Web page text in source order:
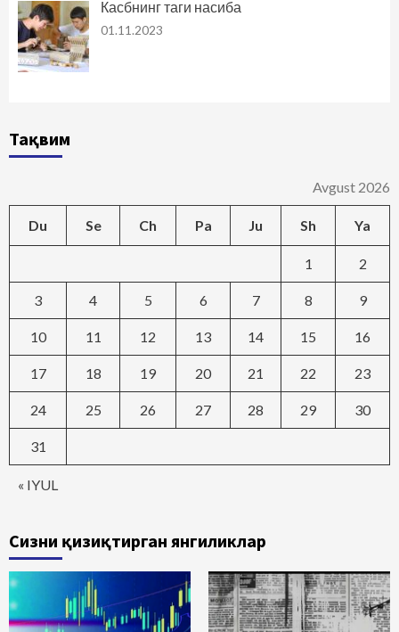
Касбнинг таги насиба
01.11.2023
Тақвим
Avgust 2026
Du Se Ch Pa Ju Sh Ya
« IYUL
1 2
3 4 5 6 7 8 9
10 11 12 13 14 15 16
17 18 19 20 21 22 23
24 25 26 27 28 29 30
31
Сизни қизиқтирган янгиликлар